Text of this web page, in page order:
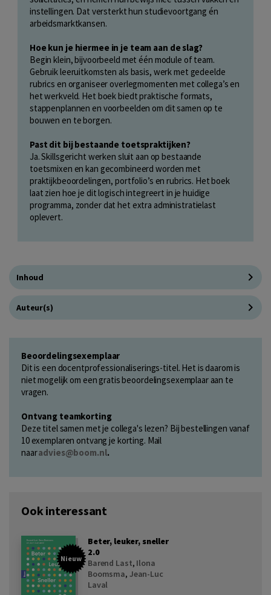
instellingen. Dat versterkt hun studievoortgang én
arbeidsmarktkansen.
Hoe kun je hiermee in je team aan de slag?
Begin klein, bijvoorbeeld met één module of team.
Gebruik leeruitkomsten als basis, werk met gedeelde
rubrics en organiseer overlegmomenten met collega’s en
het werkveld. Het boek biedt praktische formats,
stappenplannen en voorbeelden om dit samen op te
bouwen en te borgen.
Past dit bij bestaande toetspraktijken?
Ja. Skillsgericht werken sluit aan op bestaande
toetsmixen en kan gecombineerd worden met
praktijkbeoordelingen, portfolio’s en rubrics. Het boek
laat zien hoe je dit logisch integreert in je huidige
programma, zonder dat het extra administratielast
oplevert.
Inhoud
Auteur(s)
Beoordelingsexemplaar
Dit is een docentprofessionaliserings-titel. Het is daarom is
niet mogelijk om een gratis beoordelingsexemplaar aan te
vragen.
Ontvang teamkorting
Deze titel samen met je collega's lezen? Bij bestellingen vanaf
10 exemplaren ontvang je korting. Mail
naaradvies@boom.nl.
Ook interessant
Nieuw
Beter, leuker, sneller
2.0
Barend Last, Ilona
Boomsma, Jean-Luc
Laval